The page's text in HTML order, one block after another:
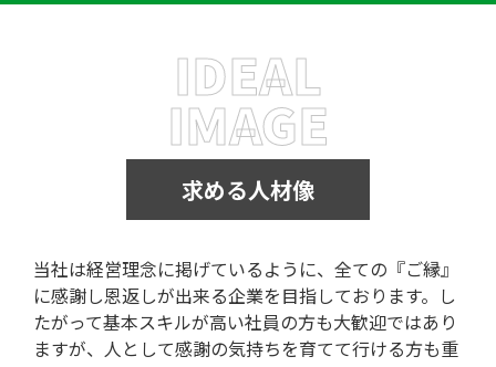
求める人材像
IDEAL
IMAGE
当社は経営理念に掲げているように、全ての『ご縁』
に感謝し恩返しが出来る企業を目指しております。し
たがって基本スキルが高い社員の方も大歓迎ではあり
ますが、人として感謝の気持ちを育てて行ける方も重